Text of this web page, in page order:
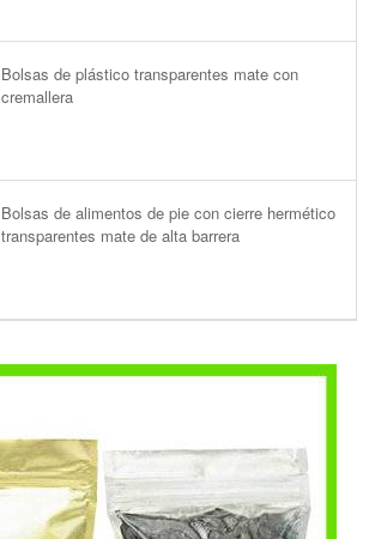
Bolsas de plástico transparentes mate con
cremallera
Bolsas de alimentos de pie con cierre hermético
transparentes mate de alta barrera